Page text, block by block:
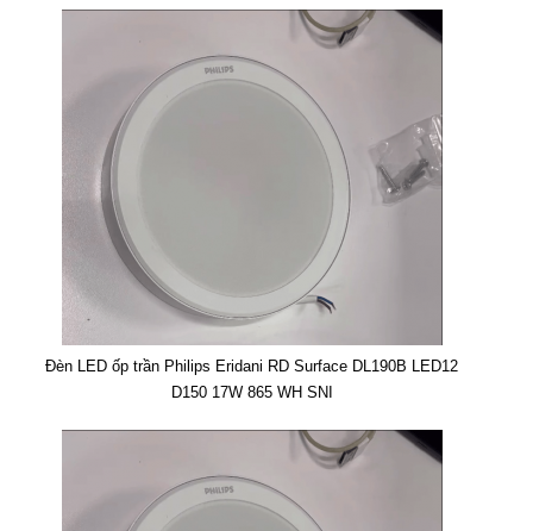
Đèn LED ốp trần Philips Eridani RD Surface DL190B LED12
D150 17W 865 WH SNI